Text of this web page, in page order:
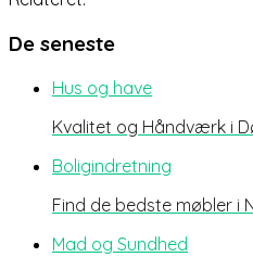
De seneste
Hus og have
Kvalitet og Håndværk i
Boligindretning
Find de bedste møbler i
Mad og Sundhed